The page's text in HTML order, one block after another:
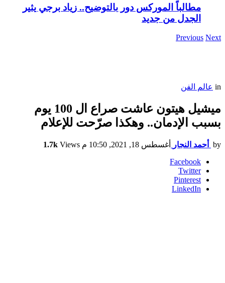
مطالباً الموركس دور بالتوضيح.. زياد برجي يثير
الجدل من جديد
Previous Next
in عالم الفن
ميشيل هيتون عاشت صراع ال 100 يوم
بسبب الإدمان.. وهكذا صرّحت للإعلام
by أحمد النجار أغسطس 18, 2021, 10:50 م 1.7k Views
Facebook
Twitter
Pinterest
LinkedIn